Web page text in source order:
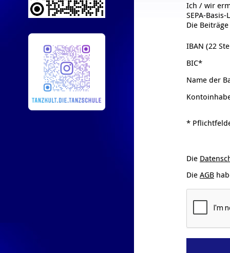
Ich / wir
SEPA-
Die
IBAN (22
BIC*
Name der
*
Die
Die AGB